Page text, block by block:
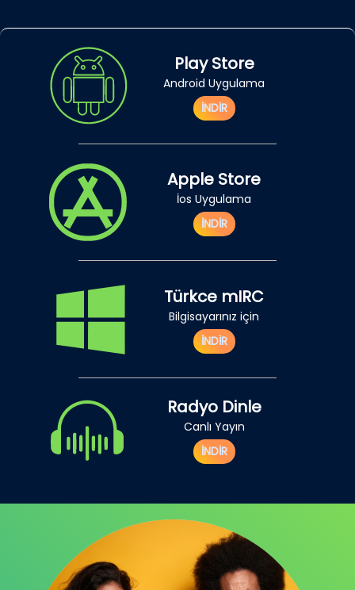
Play Store
Android Uygulama
İNDİR
Apple Store
İos Uygulama
İNDİR
Türkce mIRC
Bilgisayarınız için
İNDİR
Radyo Dinle
Canlı Yayın
İNDİR